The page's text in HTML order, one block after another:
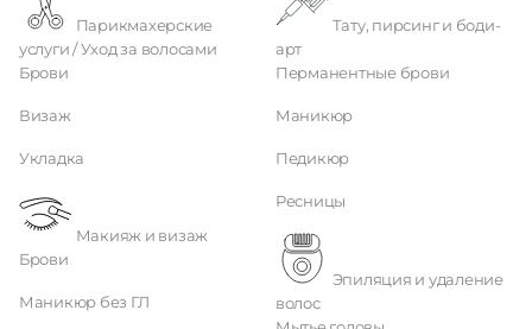
услуги / Уход за волосами
Брови
Визаж
Укладка
Макияж и визаж
Брови
Маникюр без ГЛ
арт
Перманентные брови
Маникюр
Педикюр
Ресницы
волос